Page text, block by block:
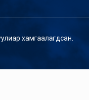
хамгаалагдсан.